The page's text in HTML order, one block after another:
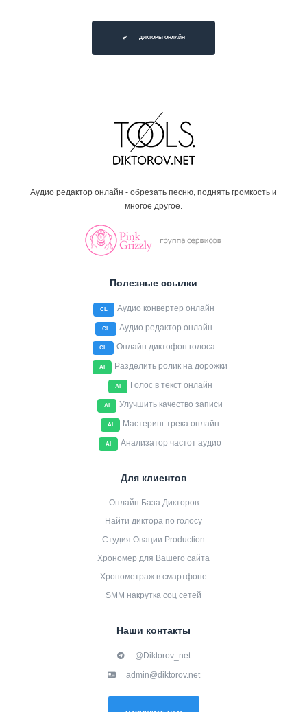
ДИКТОРЫ ОНЛАЙН
Аудио редактор онлайн - обрезать песню, поднять громкость и
многое другое.
Полезные ссылки
CL Аудио конвертер онлайн
CL Аудио редактор онлайн
CL Онлайн диктофон голоса
AI Разделить ролик на дорожки
AI Голос в текст онлайн
AI Улучшить качество записи
AI Мастеринг трека онлайн
AI Анализатор частот аудио
Для клиентов
Онлайн База Дикторов
Найти диктора по голосу
Студия Овации Production
Хрономер для Вашего сайта
Хронометраж в смартфоне
SMM накрутка соц сетей
Наши контакты
@Diktorov_net
admin@diktorov.net